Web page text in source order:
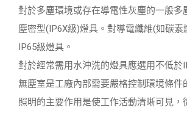
對於多塵環境或存在導電性灰塵的一般多
塵密型(IP6X級)燈具。對導電纖維(如碳素
IP65級燈具。
對於經常需用水沖洗的燈具應選用不低於
無塵室是工廠內部需要嚴格控制環境條件
照明的主要作用是使工作活動清晰可見，